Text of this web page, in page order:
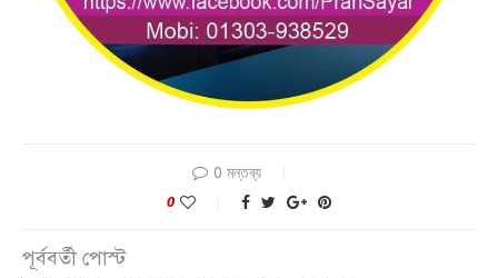
0 মন্তব্য
0
পূর্ববর্তী পোস্ট